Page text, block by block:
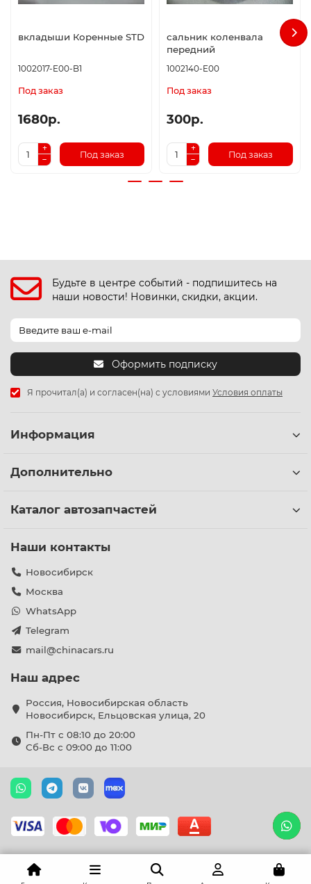
вкладыши Коренные STD
1002017-E00-B1
Под заказ
1680р.
Под заказ
сальник коленвала
передний
1002140-E00
Под заказ
300р.
Под заказ
Будьте в центре событий - подпишитесь на
наши новости! Новинки, скидки, акции.
Оформить подписку
Я прочитал(а) и согласен(на) с условиями Условия оплаты
Информация
Дополнительно
Каталог автозапчастей
Наши контакты
Новосибирск
Москва
WhatsApp
Telegram
mail@chinacars.ru
Наш адрес
Россия, Новосибирская область
Новосибирск, Ельцовская улица, 20
Пн-Пт с 08:10 до 20:00
Сб-Вс с 09:00 до 11:00